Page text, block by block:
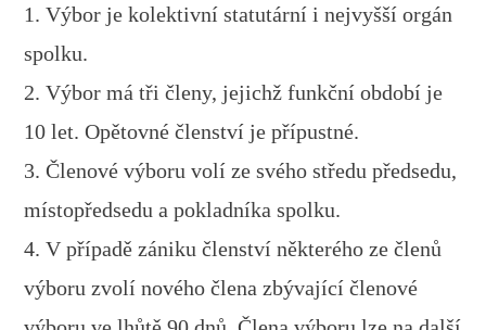
1. Výbor je kolektivní statutární i nejvyšší orgán
spolku.
2. Výbor má tři členy, jejichž funkční období je
10 let. Opětovné členství je přípustné.
3. Členové výboru volí ze svého středu předsedu,
místopředsedu a pokladníka spolku.
4. V případě zániku členství některého ze členů
výboru zvolí nového člena zbývající členové